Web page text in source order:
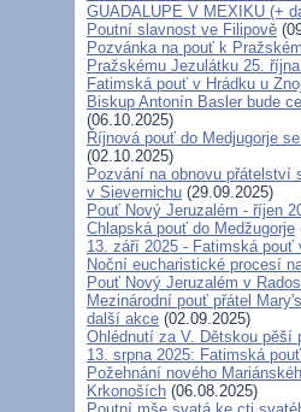
GUADALUPE V MEXIKU (+
Poutní slavnost ve Filipově
Pozvánka na pouť k
Pražskému Jezulátku 25.
Fatimská pouť v Hrádku u
Biskup Antonín Basler bude
(06.10.2025)
Říjnová pouť do Medjugorje
(02.10.2025)
Pozvání na obnovu přátelství
v Sievernichu (29.09.2025)
Pouť Nový Jeruzalém - říjen
Chlapská pouť do Medžugorje
13. září 2025 - Fatimská pouť
Noční eucharistické procesí
Pouť Nový Jeruzalém v
Mezinárodní pouť přátel
další akce (02.09.2025)
Ohlédnutí za V. Dětskou pěší
13. srpna 2025: Fatimská
Požehnání nového
Krkonoších (06.08.2025)